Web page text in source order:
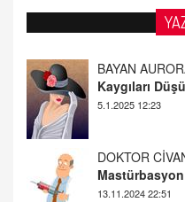
DOKTOR
13.11.2024 22:51
ALİ EFENDİ
Adana At
Cumartesi